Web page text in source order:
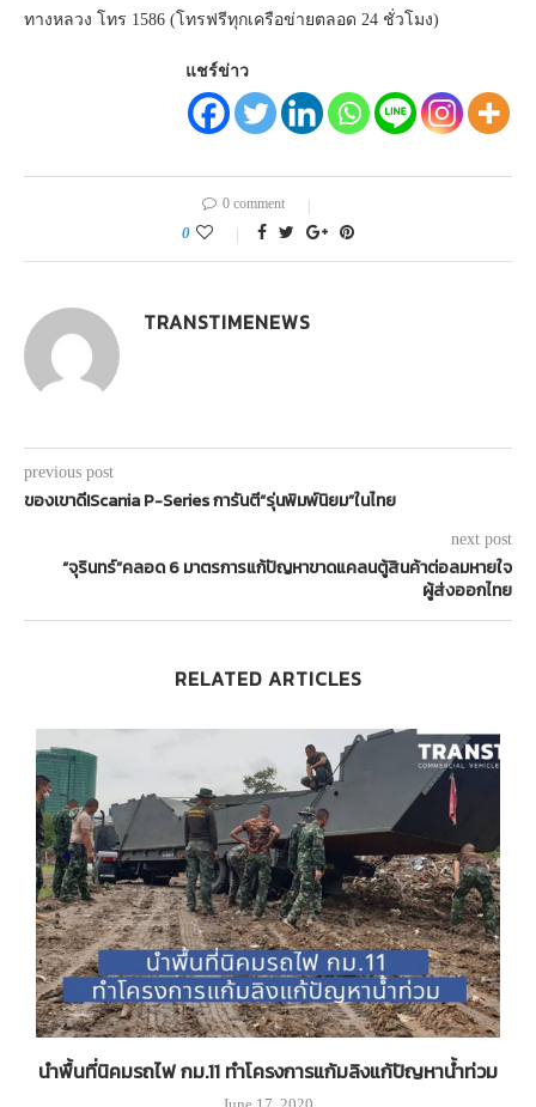
ทางหลวง โทร 1586 (โทรฟรีทุกเครือข่ายตลอด 24 ชั่วโมง)
แชร์ข่าว
0 comment
0
TRANSTIMENEWS
previous post
ของเขาดี!Scania P-Series การันตี“รุ่นพิมพ์นิยม”ในไทย
next post
“จุรินทร์”คลอด 6 มาตรการแก้ปัญหาขาดแคลนตู้สินค้าต่อลมหายใจ
ผู้ส่งออกไทย
RELATED ARTICLES
นำพื้นที่นิคมรถไฟ กม.11 ทำโครงการแก้มลิงแก้ปัญหาน้ำท่วม